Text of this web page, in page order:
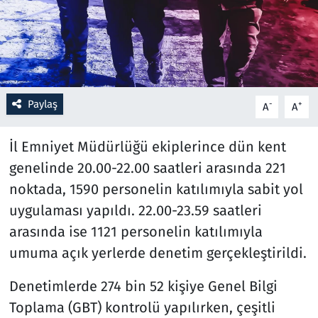
Paylaş A- A+
İl Emniyet Müdürlüğü ekiplerince dün kent
genelinde 20.00-22.00 saatleri arasında 221
noktada, 1590 personelin katılımıyla sabit yol
uygulaması yapıldı. 22.00-23.59 saatleri
arasında ise 1121 personelin katılımıyla
umuma açık yerlerde denetim gerçekleştirildi.
Denetimlerde 274 bin 52 kişiye Genel Bilgi
Toplama (GBT) kontrolü yapılırken, çeşitli
Resmi İlanlar
Rüya Tabirleri
Sağlık
Savunma Sanayi
Seçim 2023
Spor
Teknoloji ve Bilim
Televizyon